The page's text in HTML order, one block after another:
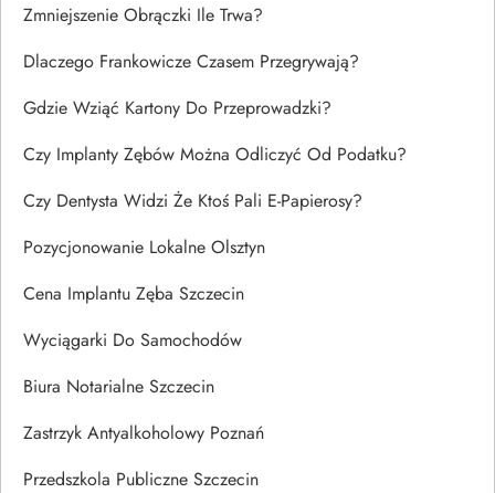
Zmniejszenie Obrączki Ile Trwa?
Dlaczego Frankowicze Czasem Przegrywają?
Gdzie Wziąć Kartony Do Przeprowadzki?
Czy Implanty Zębów Można Odliczyć Od Podatku?
Czy Dentysta Widzi Że Ktoś Pali E-Papierosy?
Pozycjonowanie Lokalne Olsztyn
Cena Implantu Zęba Szczecin
Wyciągarki Do Samochodów
Biura Notarialne Szczecin
Zastrzyk Antyalkoholowy Poznań
Przedszkola Publiczne Szczecin